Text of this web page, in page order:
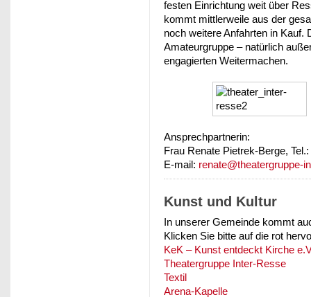
festen Einrichtung weit über
kommt mittlerweile aus der
noch weitere Anfahrten in Kauf.
Amateurgruppe – natürlich
engagierten Weitermachen.
Ansprechpartnerin:
Frau Renate Pietrek-Berge,
E-mail: renate@theatergruppe-
Kunst und Kultur
In unserer Gemeinde kommt
Klicken Sie bitte auf die rot
KeK – Kunst entdeckt Kirche
Theatergruppe Inter-Resse
Textil
Arena-Kapelle